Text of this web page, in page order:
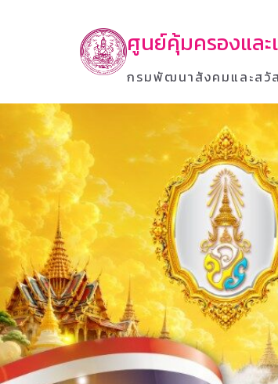
ศูนย์คุ้มครองแล
กรมพัฒนาสังคมและสวั